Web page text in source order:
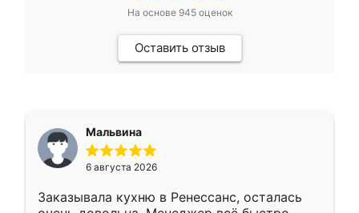
На основе 945оценок
Оставить отзыв
Мальвина
6 августа 2026
Заказывала кухню в Ренессанс, осталась